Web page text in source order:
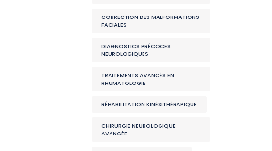
CORRECTION DES MALFORMATIONS
FACIALES
DIAGNOSTICS PRÉCOCES
NEUROLOGIQUES
TRAITEMENTS AVANCÉS EN
RHUMATOLOGIE
RÉHABILITATION KINÉSITHÉRAPIQUE
CHIRURGIE NEUROLOGIQUE
AVANCÉE